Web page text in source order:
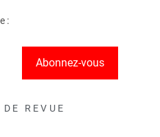
:
Abonnez-vous
REVUE